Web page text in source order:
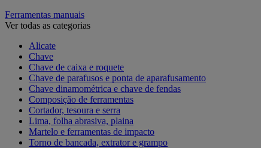
Ferramentas manuais
Ver todas as categorias
Alicate
Chave
Chave de caixa e roquete
Chave de parafusos e ponta de aparafusamento
Chave dinamométrica e chave de fendas
Composição de ferramentas
Cortador, tesoura e serra
Lima, folha abrasiva, plaina
Martelo e ferramentas de impacto
Torno de bancada, extrator e grampo